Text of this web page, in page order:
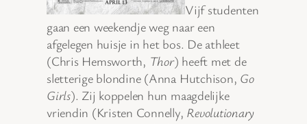
Vijf studenten
gaan een weekendje weg naar een
afgelegen huisje in het bos. De athleet
(Chris Hemsworth, Thor) heeft met de
sletterige blondine (Anna Hutchison, Go
Girls). Zij koppelen hun maagdelijke
vriendin (Kristen Connelly, Revolutionary